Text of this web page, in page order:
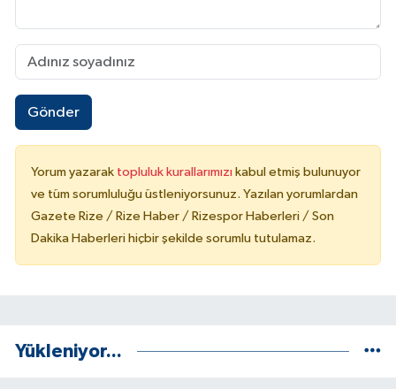
Gönder
Yorum yazarak topluluk kurallarımızı kabul etmiş bulunuyor
ve tüm sorumluluğu üstleniyorsunuz. Yazılan yorumlardan
Gazete Rize / Rize Haber / Rizespor Haberleri / Son
Dakika Haberleri hiçbir şekilde sorumlu tutulamaz.
Yükleniyor...